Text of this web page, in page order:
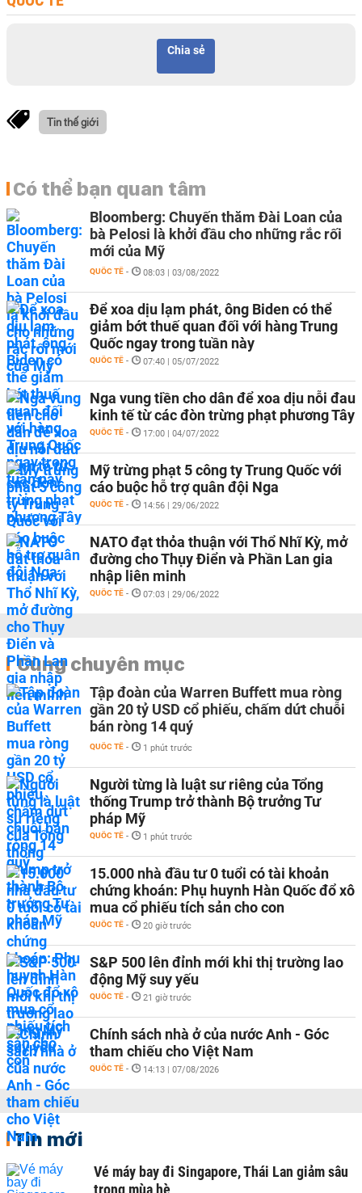
Chia sẻ
Tin thế giới
Có thể bạn quan tâm
Bloomberg: Chuyến thăm Đài Loan của
bà Pelosi là khởi đầu cho những rắc rối
mới của Mỹ
QUỐC TẾ - 08:03 | 03/08/2022
Để xoa dịu lạm phát, ông Biden có thể
giảm bớt thuế quan đối với hàng Trung
Quốc ngay trong tuần này
QUỐC TẾ - 07:40 | 05/07/2022
Nga vung tiền cho dân để xoa dịu nỗi đau
kinh tế từ các đòn trừng phạt phương Tây
QUỐC TẾ - 17:00 | 04/07/2022
Mỹ trừng phạt 5 công ty Trung Quốc với
cáo buộc hỗ trợ quân đội Nga
QUỐC TẾ - 14:56 | 29/06/2022
NATO đạt thỏa thuận với Thổ Nhĩ Kỳ, mở
đường cho Thụy Điển và Phần Lan gia
nhập liên minh
QUỐC TẾ - 07:03 | 29/06/2022
Cùng chuyên mục
Tập đoàn của Warren Buffett mua ròng
gần 20 tỷ USD cổ phiếu, chấm dứt chuỗi
bán ròng 14 quý
QUỐC TẾ - 1 phút trước
Người từng là luật sư riêng của Tổng
thống Trump trở thành Bộ trưởng Tư
pháp Mỹ
QUỐC TẾ - 1 phút trước
15.000 nhà đầu tư 0 tuổi có tài khoản
chứng khoán: Phụ huynh Hàn Quốc đổ xô
mua cổ phiếu tích sản cho con
QUỐC TẾ - 20 giờ trước
S&P 500 lên đỉnh mới khi thị trường lao
động Mỹ suy yếu
QUỐC TẾ - 21 giờ trước
Chính sách nhà ở của nước Anh - Góc
tham chiếu cho Việt Nam
QUỐC TẾ - 14:13 | 07/08/2026
Tin mới
Vé máy bay đi Singapore, Thái Lan giảm sâu
trong mùa hè